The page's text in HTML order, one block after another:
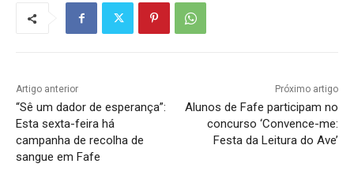
Artigo anterior
“Sê um dador de esperança”:
Esta sexta-feira há
campanha de recolha de
sangue em Fafe
Próximo artigo
Alunos de Fafe participam no
concurso ‘Convence-me:
Festa da Leitura do Ave’